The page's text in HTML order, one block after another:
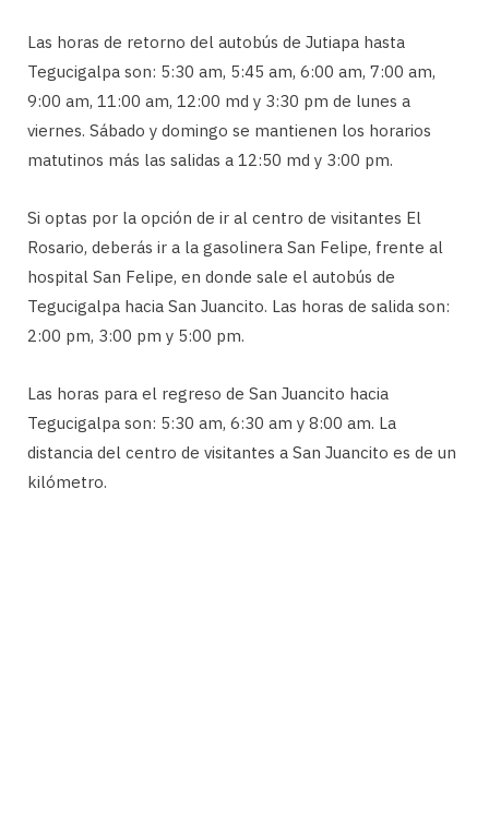
Las horas de retorno del autobús de Jutiapa hasta
Tegucigalpa son: 5:30 am, 5:45 am, 6:00 am, 7:00 am,
9:00 am, 11:00 am, 12:00 md y 3:30 pm de lunes a
viernes. Sábado y domingo se mantienen los horarios
matutinos más las salidas a 12:50 md y 3:00 pm.
Si optas por la opción de ir al centro de visitantes El
Rosario, deberás ir a la gasolinera San Felipe, frente al
hospital San Felipe, en donde sale el autobús de
Tegucigalpa hacia San Juancito. Las horas de salida son:
2:00 pm, 3:00 pm y 5:00 pm.
Las horas para el regreso de San Juancito hacia
Tegucigalpa son: 5:30 am, 6:30 am y 8:00 am. La
distancia del centro de visitantes a San Juancito es de un
kilómetro.